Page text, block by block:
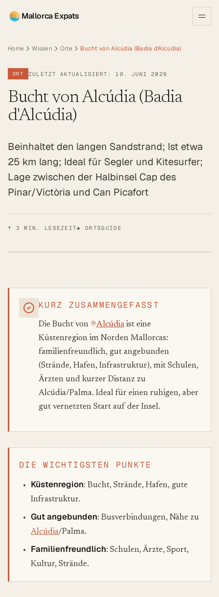
Mallorca Expats
Home Wissen Orte Bucht von Alcúdia (Badia d'Alcúdia)
ORT ZULETZT AKTUALISIERT: 19. JUNI 2026
Bucht von Alcúdia (Badia
d'Alcúdia)
Beinhaltet den langen Sandstrand; Ist etwa
25 km lang; Ideal für Segler und Kitesurfer;
Lage zwischen der Halbinsel Cap des
Pinar/Victòria und Can Picafort
↑ 3 MIN. LESEZEIT◆ ORTSGUIDE
KURZ ZUSAMMENGEFASST
Die Bucht von Alcúdiaist eine
Küstenregion im Norden Mallorcas:
familienfreundlich, gut angebunden
(Strände, Hafen, Infrastruktur), mit Schulen,
Ärzten und kurzer Distanz zu
Alcúdia/Palma. Ideal für einen ruhigen, aber
gut vernetzten Start auf der Insel.
DIE WICHTIGSTEN PUNKTE
Küstenregion: Bucht, Strände, Hafen, gute
Infrastruktur.
Gut angebunden: Busverbindungen, Nähe zu
Alcúdia/Palma.
Familienfreundlich: Schulen, Ärzte, Sport,
Kultur, Strände.